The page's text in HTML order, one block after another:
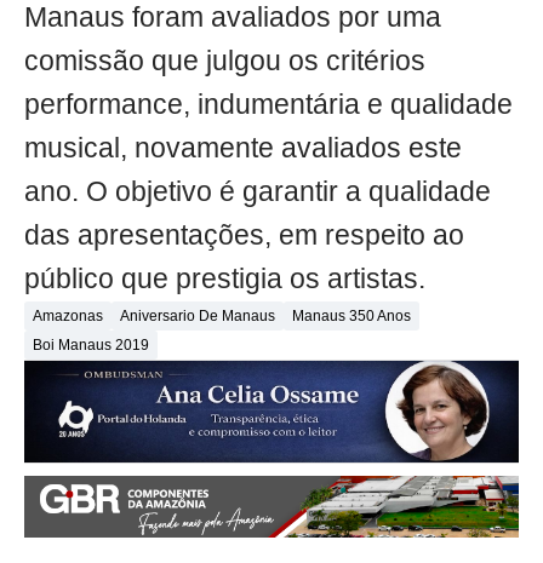
Manaus foram avaliados por uma
comissão que julgou os critérios
performance, indumentária e qualidade
musical, novamente avaliados este
ano. O objetivo é garantir a qualidade
das apresentações, em respeito ao
público que prestigia os artistas.
Amazonas Aniversario De Manaus
Manaus 350 Anos
Boi Manaus 2019